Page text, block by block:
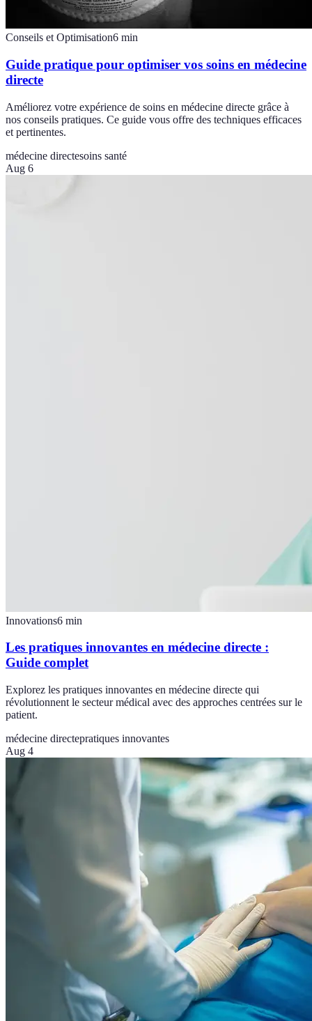
Conseils et Optimisation6 min
Guide pratique pour optimiser vos soins en médecine
directe
Améliorez votre expérience de soins en médecine directe grâce à
nos conseils pratiques. Ce guide vous offre des techniques efficaces
et pertinentes.
médecine directesoins santé
Aug 6
Innovations6 min
Les pratiques innovantes en médecine directe :
Guide complet
Explorez les pratiques innovantes en médecine directe qui
révolutionnent le secteur médical avec des approches centrées sur le
patient.
médecine directepratiques innovantes
Aug 4